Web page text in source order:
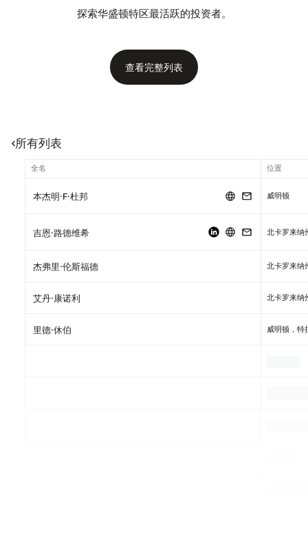
探索华盛顿特区最活跃的投资者。
查看完整列表
所有列表
全名 位置
本杰明·F·杜邦 威明顿
吉恩·路德维希 北卡罗来纳
杰弗里·伦斯福德 北卡罗来纳
艾丹·康诺利 北卡罗来纳
里德·休伯 威明顿，特